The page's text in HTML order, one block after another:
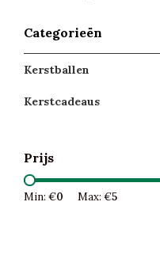
Categorieën
Kerstballen
Kerstcadeaus
Prijs
Min: €0 Max: €5